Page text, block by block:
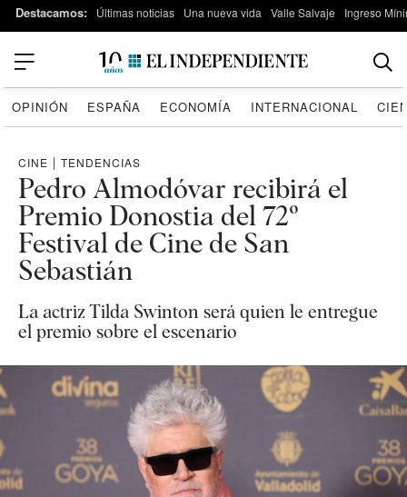
Destacamos: Últimas noticias Una nueva vida Valle Salvaje Ingreso
OPINIÓN ESPAÑA ECONOMÍA INTERNACIONAL
CINE | TENDENCIAS
Pedro Almodóvar recibirá el
Premio Donostia del 72º
Festival de Cine de San
Sebastián
La actriz Tilda Swinton será quien le entregue
el premio sobre el escenario